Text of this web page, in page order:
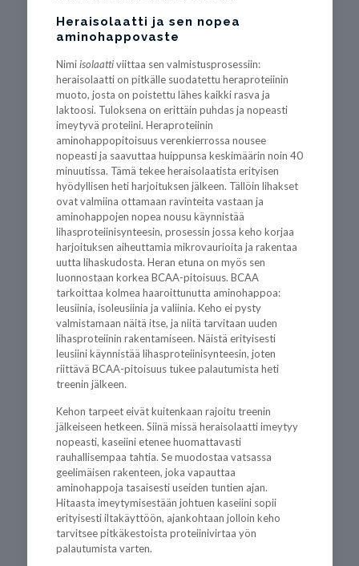
Heraisolaatti ja sen nopea
aminohappovaste
Nimiisolaattiviittaa sen valmistusprosessiin:
heraisolaatti on pitkälle suodatettu heraproteiinin
muoto, josta on poistettu lähes kaikki rasva ja
laktoosi. Tuloksena on erittäin puhdas ja nopeasti
imeytyvä proteiini. Heraproteiinin
aminohappopitoisuus verenkierrossa nousee
nopeasti ja saavuttaa huippunsa keskimäärin noin 40
minuutissa. Tämä tekee heraisolaatista erityisen
hyödyllisen heti harjoituksen jälkeen. Tällöin lihakset
ovat valmiina ottamaan ravinteita vastaan ja
aminohappojen nopea nousu käynnistää
lihasproteiinisynteesin, prosessin jossa keho korjaa
harjoituksen aiheuttamia mikrovaurioita ja rakentaa
uutta lihaskudosta. Heran etuna on myös sen
luonnostaan korkea BCAA-pitoisuus. BCAA
tarkoittaa kolmea haaroittunutta aminohappoa:
leusiinia, isoleusiinia ja valiinia. Keho ei pysty
valmistamaan näitä itse, ja niitä tarvitaan uuden
lihasproteiinin rakentamiseen. Näistä erityisesti
leusiini käynnistää lihasproteiinisynteesin, joten
riittävä BCAA-pitoisuus tukee palautumista heti
treenin jälkeen.
Kehon tarpeet eivät kuitenkaan rajoitu treenin
jälkeiseen hetkeen. Siinä missä heraisolaatti imeytyy
nopeasti, kaseiini etenee huomattavasti
rauhallisempaa tahtia. Se muodostaa vatsassa
geelimäisen rakenteen, joka vapauttaa
aminohappoja tasaisesti useiden tuntien ajan.
Hitaasta imeytymisestään johtuen kaseiini sopii
erityisesti iltakäyttöön, ajankohtaan jolloin keho
tarvitsee pitkäkestoista proteiinivirtaa yön
palautumista varten.